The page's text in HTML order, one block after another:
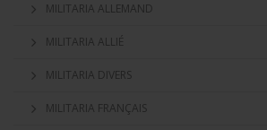
MILITARIA ALLEMAND
MILITARIA ALLIÉ
MILITARIA DIVERS
MILITARIA FRANÇAIS